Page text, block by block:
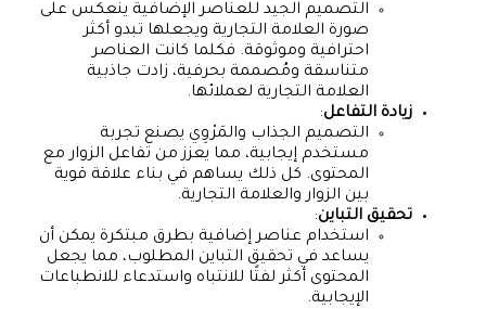
التصميم الجيد للعناصر الإضافية ينعكس على
صورة العلامة التجارية ويجعلها تبدو أكثر
احترافية وموثوقة. فكلما كانت العناصر
متناسقة ومُصممة بحرفية، زادت جاذبية
العلامة التجارية لعملائها.
زيادة التفاعل:
التصميم الجذاب والمَرْوِي يصنع تجربة
مستخدم إيجابية، مما يعزز من تفاعل الزوار مع
المحتوى. كل ذلك يساهم في بناء علاقة قوية
بين الزوار والعلامة التجارية.
تحقيق التباين:
استخدام عناصر إضافية بطرق مبتكرة يمكن أن
يساعد في تحقيق التباين المطلوب، مما يجعل
المحتوى أكثر لفتًا للانتباه واستدعاء للانطباعات
الإيجابية.